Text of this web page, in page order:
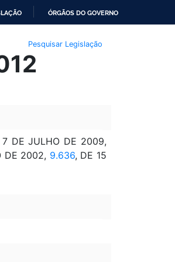
ÓRGÃOS DO GOVERNO
Pesquisar Legislação
DE JULHO DE 2009,
DE 2002, 9.636, DE 15